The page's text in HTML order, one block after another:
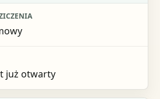
już otwarty